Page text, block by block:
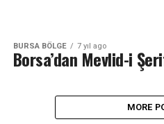
BURSA BÖLGE 7 yıl ago
Borsa’dan Mevlid-i
MORE